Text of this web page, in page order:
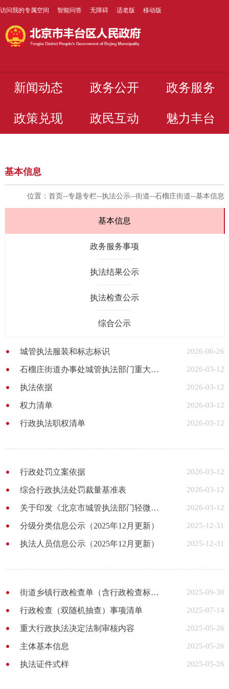
访问我的专属空间 智能问答 无障碍 适老版 移动版
新闻动态 政务公开 政务服务
政策兑现 政民互动 魅力丰台
基本信息
位置：首页--专题专栏--执法公示--街道--石榴庄街道--基本信息
基本信息
政务服务事项
执法结果公示
执法检查公示
综合公示
城管执法服装和标志标识 2026-06-26
石榴庄街道办事处城管执法部门重大行政执法决定法制审核目录清单 2026-03-12
执法依据 2026-03-12
权力清单 2026-03-12
行政执法职权清单 2026-03-12
行政处罚立案依据 2026-03-12
综合行政执法处罚裁量基准表 2026-03-12
关于印发《北京市城管执法部门轻微违法行为不予行政处罚事项清单》的通知 2026-03-12
分级分类信息公示（2025年12月更新） 2025-12-31
执法人员信息公示（2025年12月更新） 2025-12-31
街道乡镇行政检查单（含行政检查标准） 2025-09-30
行政检查（双随机抽查）事项清单 2025-07-14
重大行政执法决定法制审核内容 2025-05-26
主体基本信息 2025-05-26
执法证件式样 2025-05-26